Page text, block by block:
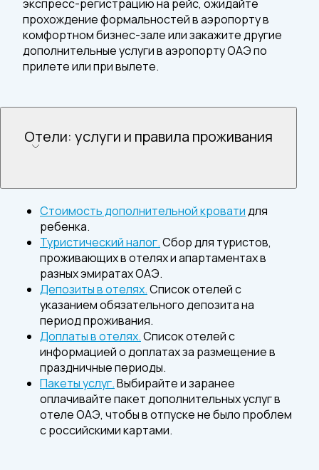
экспресс-регистрацию на рейс, ожидайте
прохождение формальностей в аэропорту в
комфортном бизнес-зале или закажите другие
дополнительные услуги в аэропорту ОАЭ по
прилете или при вылете.
Отели: услуги и правила проживания
Стоимость дополнительной кроватидля
ребенка.
Туристический налог.Сбор для туристов,
проживающих в отелях и апартаментах в
разных эмиратах ОАЭ.
Депозиты в отелях.Список отелей с
указанием обязательного депозита на
период проживания.
Доплаты в отелях.Список отелей с
информацией о доплатах за размещение в
праздничные периоды.
Пакеты услуг.Выбирайте и заранее
оплачивайте пакет дополнительных услуг в
отеле ОАЭ, чтобы в отпуске не было проблем
с российскими картами.